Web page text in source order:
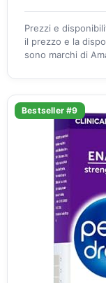
Prezzi e
il prezzo e la
sono marchi di
Bestseller #9